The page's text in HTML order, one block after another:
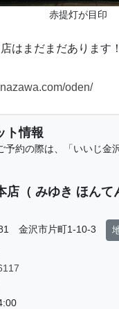
赤提灯が目印
はまだまだあります
ッ
oden/
ト情報
予約の際は、「いいじ金
（ みゆき ほんて
金沢市片町1-10-3